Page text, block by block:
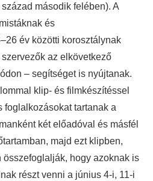
második felében). A
és
év közötti korosztálynak
az elkövetkező
– segítséget is nyújtanak.
klip- és filmkészítéssel
foglalkozásokat tartanak a
két előadóval és másfél
majd ezt klipben,
hogy azoknak is
részt venni a június 4-i, 11-i